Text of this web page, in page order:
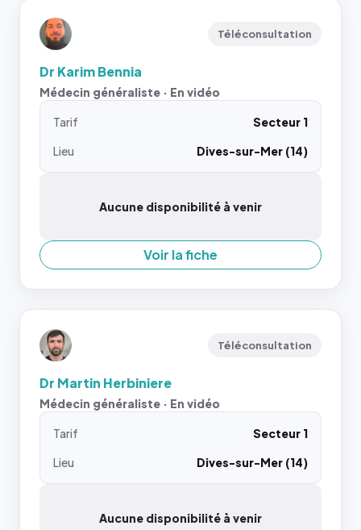
Téléconsultation
Dr Karim Bennia
Médecin généraliste · En vidéo
Tarif
Secteur 1
Lieu
Dives-sur-Mer (14)
Aucune disponibilité à venir
Voir la fiche
Téléconsultation
Dr Martin Herbiniere
Médecin généraliste · En vidéo
Tarif
Secteur 1
Lieu
Dives-sur-Mer (14)
Aucune disponibilité à venir